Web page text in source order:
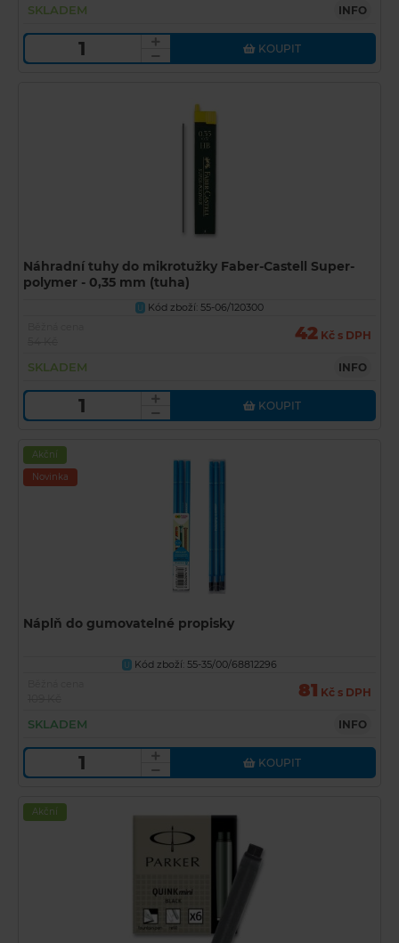
SKLADEM INFO
KOUPIT
Náhradní tuhy do mikrotužky Faber-Castell Super-
polymer - 0,35 mm (tuha)
U
Kód zboží: 55-06/120300
42 Kč s DPH
SKLADEM INFO
KOUPIT
Akční
Novinka
Náplň do gumovatelné propisky
U
Kód zboží: 55-35/00/68812296
81 Kč s DPH
SKLADEM INFO
KOUPIT
Akční